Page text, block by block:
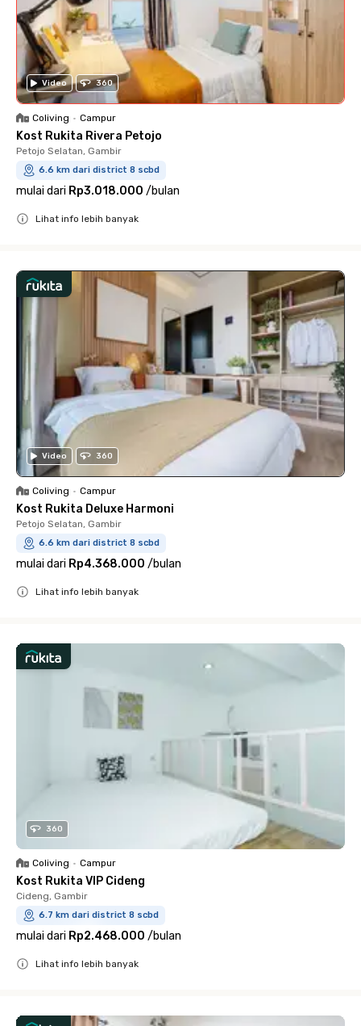
Video 360
Coliving • Campur
Kost Rukita Rivera Petojo
Petojo Selatan, Gambir
6.6 km dari district 8 scbd
mulai dari Rp3.018.000 /bulan
Lihat info lebih banyak
Video 360
Coliving • Campur
Kost Rukita Deluxe Harmoni
Petojo Selatan, Gambir
6.6 km dari district 8 scbd
mulai dari Rp4.368.000 /bulan
Lihat info lebih banyak
360
Coliving • Campur
Kost Rukita VIP Cideng
Cideng, Gambir
6.7 km dari district 8 scbd
mulai dari Rp2.468.000 /bulan
Lihat info lebih banyak